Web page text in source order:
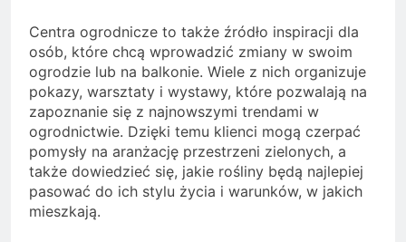
Centra ogrodnicze to także źródło inspiracji dla
osób, które chcą wprowadzić zmiany w swoim
ogrodzie lub na balkonie. Wiele z nich organizuje
pokazy, warsztaty i wystawy, które pozwalają na
zapoznanie się z najnowszymi trendami w
ogrodnictwie. Dzięki temu klienci mogą czerpać
pomysły na aranżację przestrzeni zielonych, a
także dowiedzieć się, jakie rośliny będą najlepiej
pasować do ich stylu życia i warunków, w jakich
mieszkają.